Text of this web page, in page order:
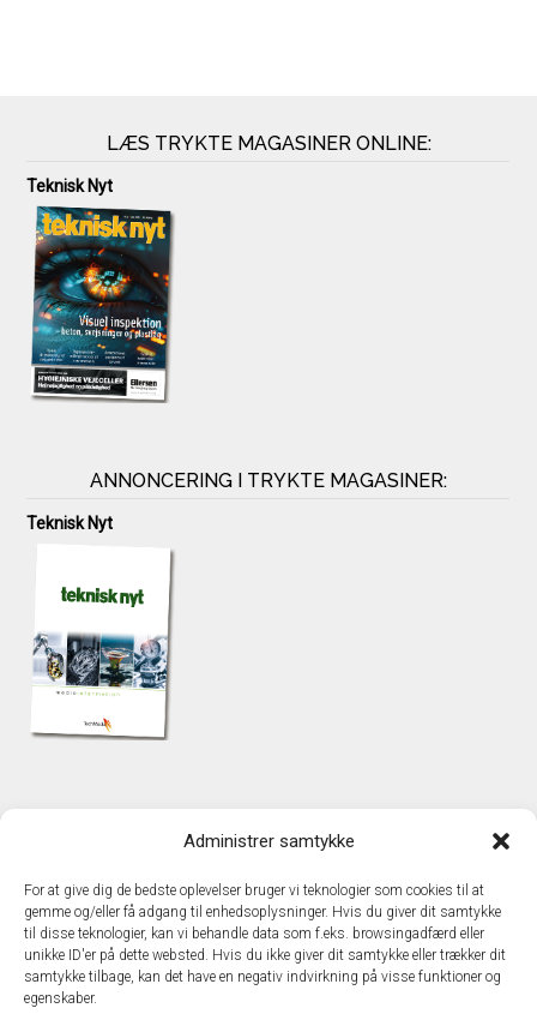
Administrer samtykke
For at give dig de bedste oplevelser bruger vi teknologier som cookies til at
gemme og/eller få adgang til enhedsoplysninger. Hvis du giver dit samtykke
til disse teknologier, kan vi behandle data som f.eks. browsingadfærd eller
unikke ID'er på dette websted. Hvis du ikke giver dit samtykke eller trækker dit
samtykke tilbage, kan det have en negativ indvirkning på visse funktioner og
egenskaber.
LÆS TRYKTE MAGASINER ONLINE:
Teknisk Nyt
ANNONCERING I TRYKTE MAGASINER:
Teknisk Nyt
TechMedia A/S
DK - 2600 Glostrup
www.techmedia.dk
Telefon: +45 43 24 26 28
E-mail:info@techmedia.dk